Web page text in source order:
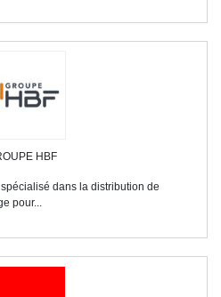
HBF
dans la distribution de
pour...